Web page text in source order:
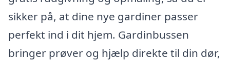
sikker på, at dine nye gardiner passer
perfekt ind i dit hjem. Gardinbussen
bringer prøver og hjælp direkte til din dør,